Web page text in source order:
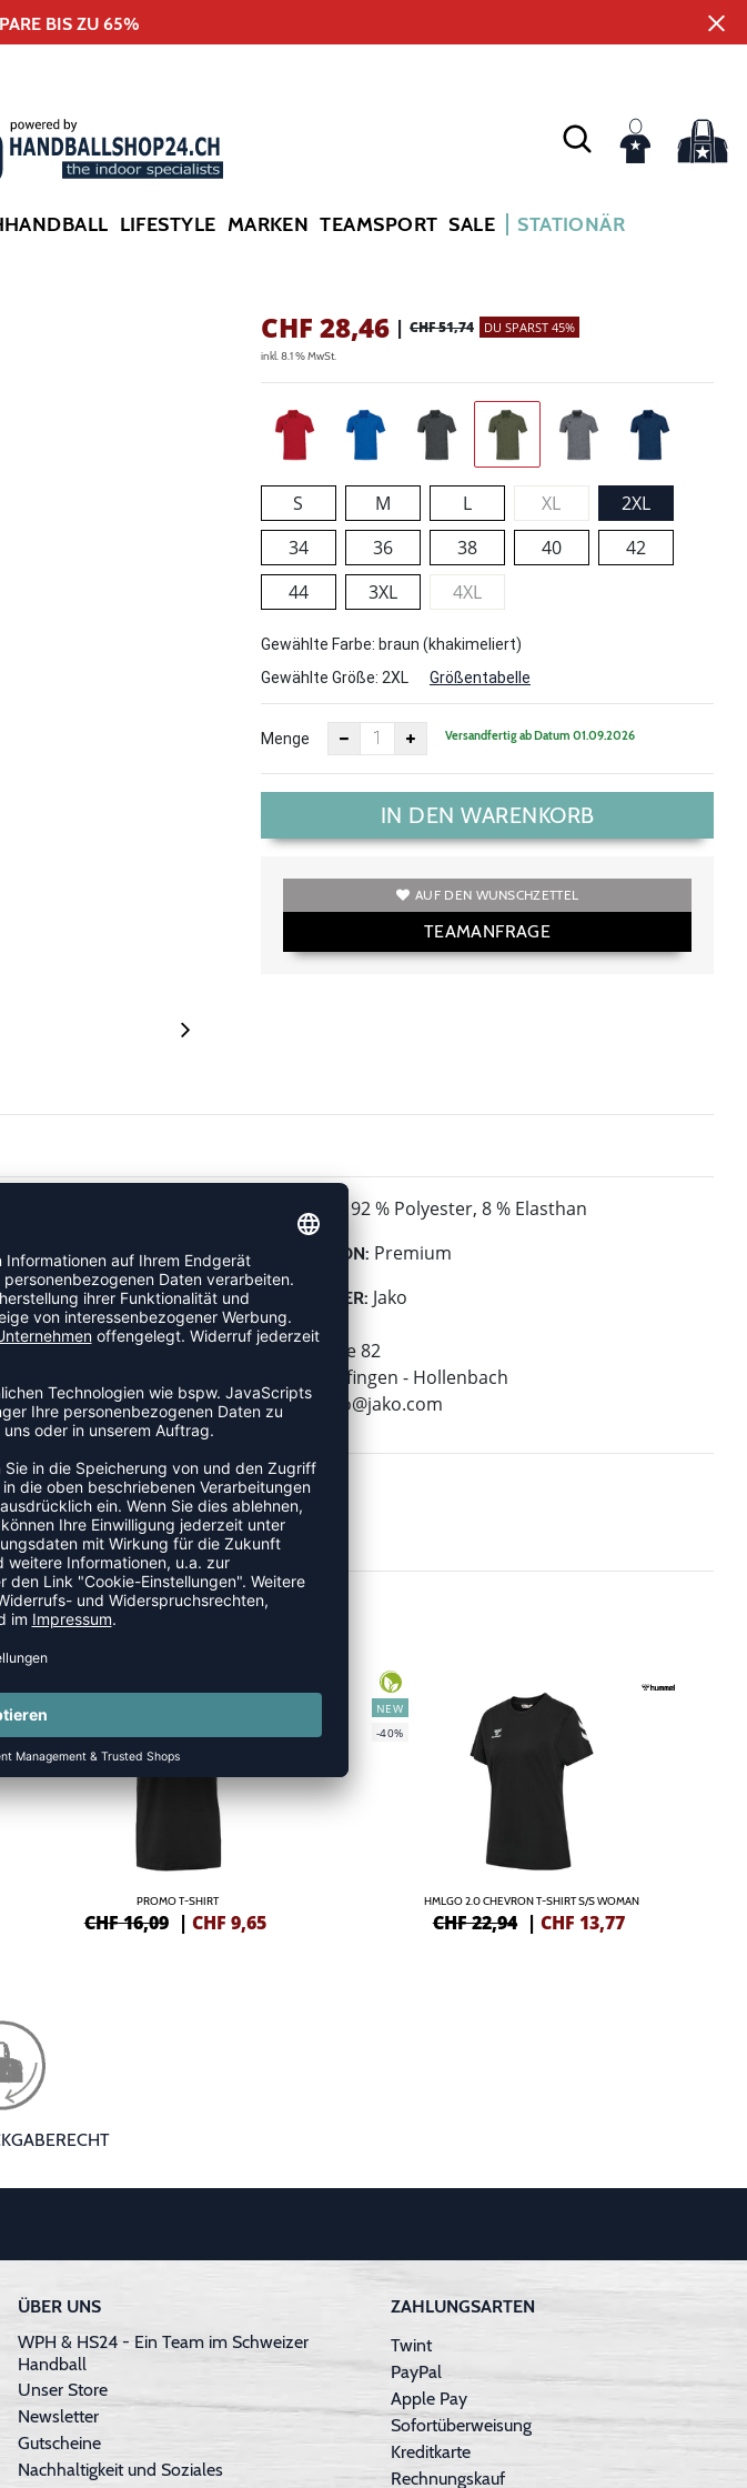
BIS ZU 65%
LIFESTYLE MARKEN TEAMSPORT SALE STATIONÄR
CHF 28,46 | CHF 51,74 DU SPARST 45%
inkl. 8.1 % MwSt.
S M L XL
2XL
34
36 38 40
42
44
3XL 4XL
Gewählte Farbe: braun (khakimeliert)
Gewählte Größe: 2XL Größentabelle
Menge Versandfertig ab Datum 01.09.2026
IN DEN WARENKORB
AUF DEN WUNSCHZETTEL
TEAMANFRAGE
mit Knopfleiste
MATERIAL: 92 % Polyester, 8 % Elasthan
KOLLEKTION: Premium
HERSTELLER: Jako
Jako AG
Amtstrasse 82
74673 Mulfingen - Hollenbach
E-Mail:
info@jako.com
PROMO T-SHIRT
CHF 16,09 | CHF 9,65
NEW
-40%
HMLGO 2.0 CHEVRON T-SHIRT S/S WOMAN
CHF 22,94 | CHF 13,77
ÜBER UNS
WPH & HS24 - Ein Team im Schweizer
Handball
Unser Store
Newsletter
Gutscheine
Nachhaltigkeit und Soziales
ZAHLUNGSARTEN
Twint
PayPal
Apple Pay
Sofortüberweisung
Kreditkarte
Rechnungskauf